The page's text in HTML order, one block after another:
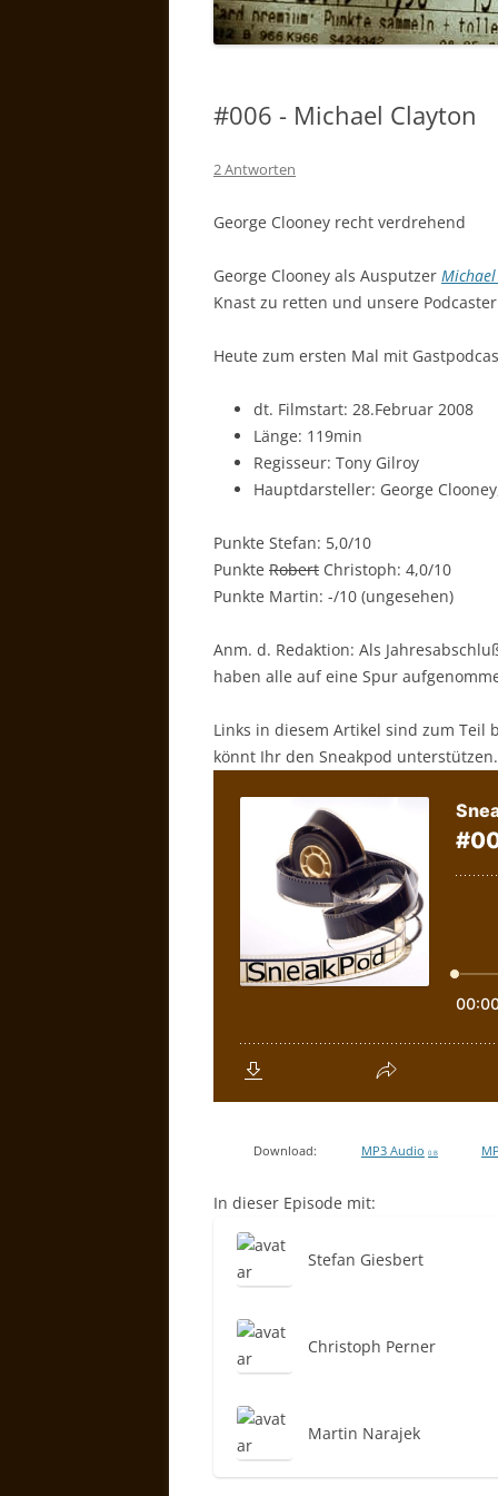
#006 - Michael Clayton
2 Antworten
George Clooney recht verdrehend
George Clooney als Ausputzer
Knast zu retten und unsere
Heute zum ersten Mal mit
dt. Filmstart: 28.Februar 2008
Länge: 119min
Regisseur: Tony Gilroy
Hauptdarsteller: George
Punkte Stefan: 5,0/10
Punkte Robert Christoph: 4,0/10
Punkte Martin: -/10 (ungesehen)
Anm. d. Redaktion: Als
haben alle auf eine Spur
Links in diesem Artikel sind zum Teil
könnt Ihr den Sneakpod unterstützen.
Download: MP3 Audio 0 B
In dieser Episode mit:
Stefan Giesbert
Christoph Perner
Martin Narajek